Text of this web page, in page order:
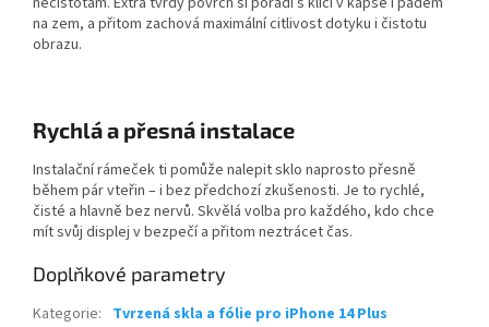
na zem, a přitom zachová maximální citlivost dotyku i čistotu
obrazu.
Rychlá a přesná instalace
Instalační rámeček ti pomůže nalepit sklo naprosto přesně
během pár vteřin – i bez předchozí zkušenosti. Je to rychlé,
čisté a hlavně bez nervů. Skvělá volba pro každého, kdo chce
mít svůj displej v bezpečí a přitom neztrácet čas.
Doplňkové parametry
Kategorie: Tvrzená skla a fólie pro iPhone 14 Plus